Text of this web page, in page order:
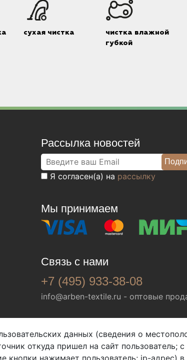
сухая чистка
чистка влажной
губкой
Рассылка новостей
Я согласен(а) на рассылку
Мы принимаем
Связь с нами
+7 (495) 933-38-08
info@arben-textile.ru - оптовые
данных (сведения о
откуда пришел на сайт пользователь; с
кнопки нажимает пользователь; ip-адрес) в